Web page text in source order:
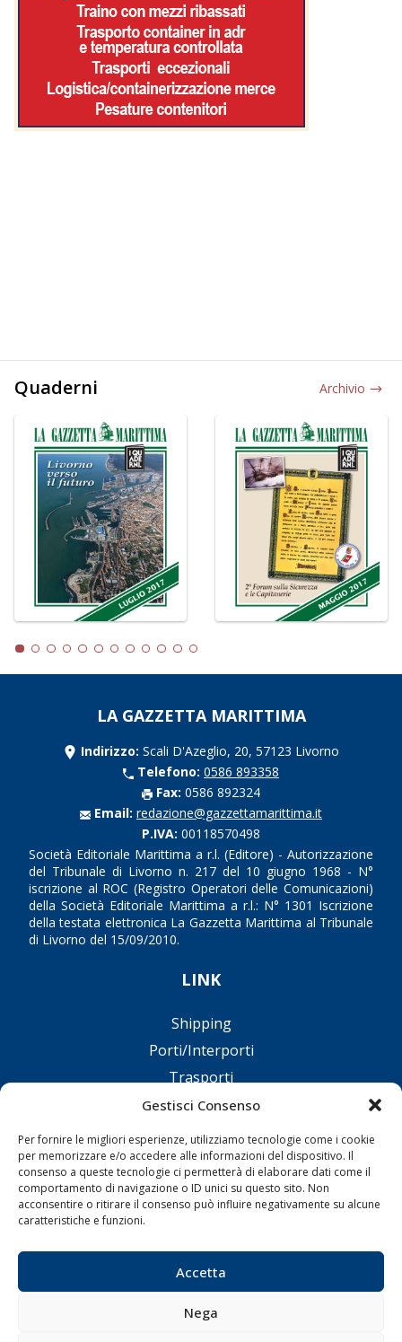
Gestisci Consenso
Per fornire le migliori esperienze, utilizziamo tecnologie come i cookie
per memorizzare e/o accedere alle informazioni del dispositivo. Il
consenso a queste tecnologie ci permetterà di elaborare dati come il
comportamento di navigazione o ID unici su questo sito. Non
acconsentire o ritirare il consenso può influire negativamente su alcune
caratteristiche e funzioni.
Accetta
Nega
Quaderni Archivio
LA GAZZETTA MARITTIMA
Indirizzo: Scali D'Azeglio, 20, 57123 Livorno
Telefono: 0586 893358
Fax: 0586 892324
Email: redazione@gazzettamarittima.it
P.IVA: 00118570498
Società Editoriale Marittima a r.l. (Editore) - Autorizzazione
del Tribunale di Livorno n. 217 del 10 giugno 1968 - N°
iscrizione al ROC (Registro Operatori delle Comunicazioni)
della Società Editoriale Marittima a r.l.: N° 1301 Iscrizione
della testata elettronica La Gazzetta Marittima al Tribunale
di Livorno del 15/09/2010.
LINK
Shipping
Porti/Interporti
Trasporti
Varie
Sostenibilità
Compagnie di Navigazione
Blue economy
Diporto
Contatti
SEGUI